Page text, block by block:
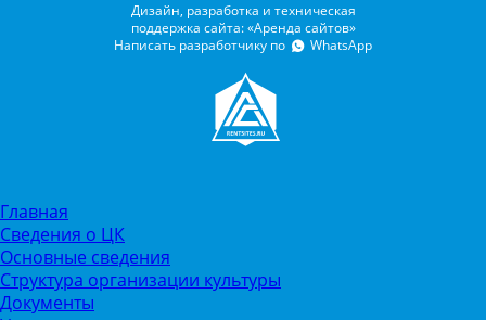
Дизайн, разработка и техническая
поддержка сайта: «Аренда сайтов»
Написать разработчику по
WhatsApp
Главная
Сведения о ЦК
Основные сведения
Структура организации культуры
Документы